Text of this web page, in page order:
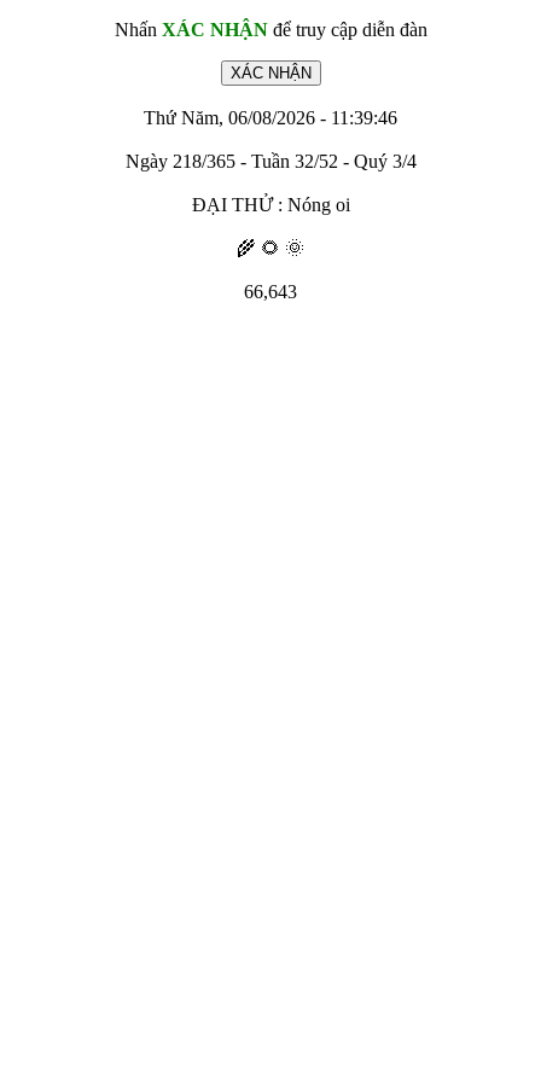
Nhấn XÁC NHẬNđể truy cập diễn đàn
Thứ Năm, 06/08/2026 - 11:39:46
Ngày 218/365 - Tuần 32/52 - Quý 3/4
ĐẠI THỬ : Nóng oi
🌾 🌻 🌞
66,643